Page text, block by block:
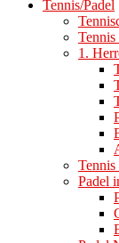
Tennis/Padel
1.
Tennis
Padel